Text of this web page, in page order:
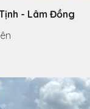
- Lâm Đồng